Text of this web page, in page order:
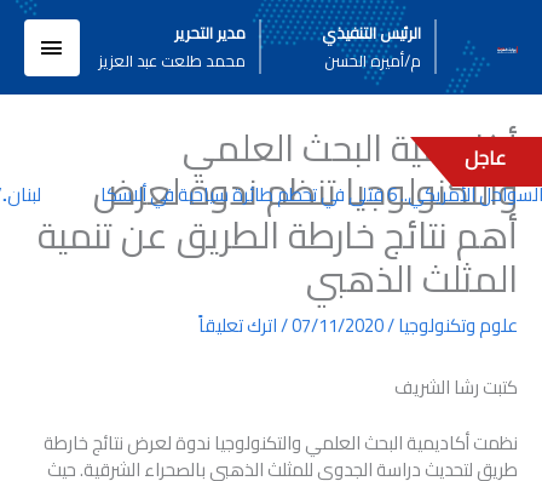
المحتوى
الرئيس التنفيذي
م/أميره الحسن
مدير التحرير
محمد طلعت عبد العزيز
عاجل
6 قتلى في تحطم طائرة سياحية في ألاسكا
أكاديمية البحث العلمي
والتكنولوجيا تنظم ندوة لعرض
أهم نتائج خارطة الطريق عن تنمية
المثلث الذهبي
علوم وتكنولوجيا/
07/11/2020
/اترك تعليقاً
كتبت رشا الشريف
نظمت أكاديمية البحث العلمي والتكنولوجيا ندوة لعرض نتائج خارطة
طريق لتحديث دراسة الجدوي للمثلث الذهبي بالصحراء الشرقية. حيث